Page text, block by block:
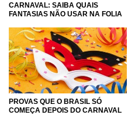
CARNAVAL: SAIBA QUAIS
FANTASIAS NÃO USAR NA FOLIA
PROVAS QUE O BRASIL SÓ
COMEÇA DEPOIS DO CARNAVAL